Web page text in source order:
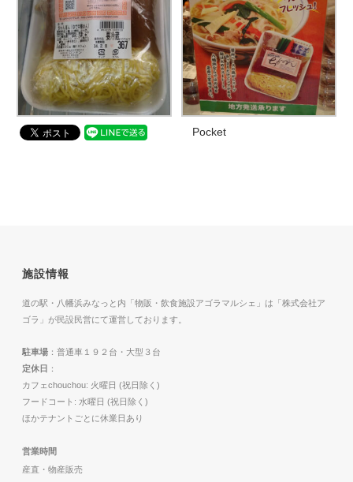
Pocket
施設情報
道の駅・八幡浜みなっと内「物販・飲食施設アゴラマルシェ」は「株式会社ア
ゴラ」が民設民営にて運営しております。
駐車場 ：普通車１９２台・大型３台
定休日 ：
カフェchouchou: 火曜日 (祝日除く)
フードコート: 水曜日 (祝日除く)
ほかテナントごとに休業日あり
営業時間
産直・物産販売